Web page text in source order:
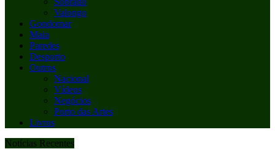
Valongo
Gondomar
Maia
Paredes
Desporto
Outros
Nacional
Vídeos
Negócios
Porto das Artes
Livros
Notícias Recentes